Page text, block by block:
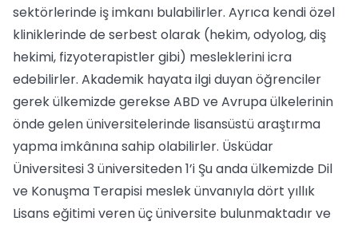
sektörlerinde iş imkanı bulabilirler. Ayrıca kendi özel
kliniklerinde de serbest olarak (hekim, odyolog, diş
hekimi, fizyoterapistler gibi) mesleklerini icra
edebilirler. Akademik hayata ilgi duyan öğrenciler
gerek ülkemizde gerekse ABD ve Avrupa ülkelerinin
önde gelen üniversitelerinde lisansüstü araştırma
yapma imkânına sahip olabilirler. Üsküdar
Üniversitesi 3 üniversiteden 1’i Şu anda ülkemizde Dil
ve Konuşma Terapisi meslek ünvanıyla dört yıllık
Lisans eğitimi veren üç üniversite bulunmaktadır ve